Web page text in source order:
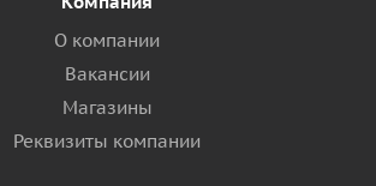
О компании
Вакансии
Магазины
Реквизиты компании